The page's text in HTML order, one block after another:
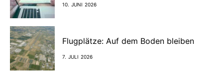
10. JUNI 2026
Flugplätze: Auf dem Boden bleiben
7. JULI 2026